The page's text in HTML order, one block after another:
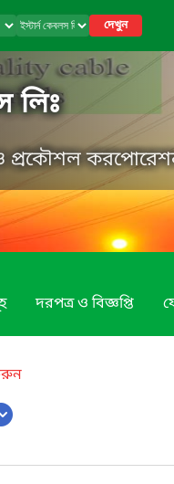
দেখুন
লিঃ
প্রকৌশল
দরপত্র ও বিজ্ঞপ্তি